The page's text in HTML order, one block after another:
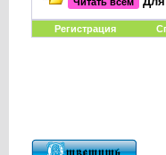
Регистрация